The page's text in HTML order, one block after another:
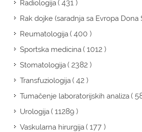
Radiologija( 431 )
Rak dojke (saradnja sa Evropa Dona
Reumatologija( 400 )
Sportska medicina( 1012 )
Stomatologija( 2382 )
Transfuziologija( 42 )
Tumačenje laboratorijskih analiza(
Urologija( 11289 )
Vaskularna hirurgija( 177 )